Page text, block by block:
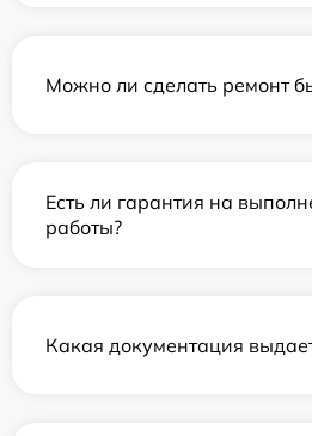
Можно ли сделать ремонт
Есть ли гарантия на
работы?
Какая документация